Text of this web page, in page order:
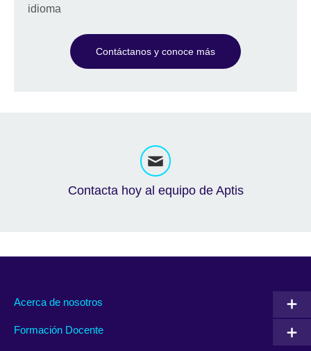
idioma
Contáctanos y conoce más
Contacta hoy al equipo de Aptis
Acerca de nosotros
Formación Docente